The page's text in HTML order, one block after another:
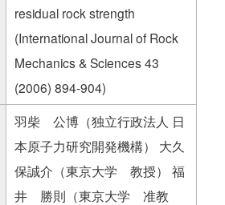
residual rock strength
(International Journal of Rock
Mechanics & Sciences 43
(2006) 894-904)
羽柴 公博（独立行政法人 日
本原子力研究開発機構） 大久
保誠介（東京大学 教授） 福
井 勝則（東京大学 准教